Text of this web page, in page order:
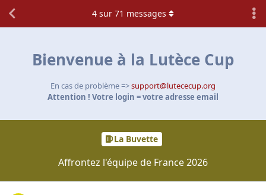
Bienvenue à la Lutèce Cup
En cas de problème =>support@lutececup.org
Attention ! Votre login = votre adresse email
La Buvette
Affrontez l'équipe de France 2026
4 sur 71 messages